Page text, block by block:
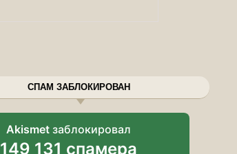
СПАМ ЗАБЛОКИРОВАН
Akismet заблокировал
149 131 спамера